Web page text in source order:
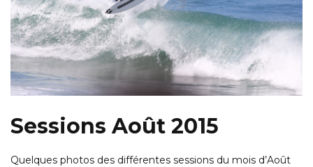
Sessions Août 2015
Quelques photos des différentes sessions du mois d’Août